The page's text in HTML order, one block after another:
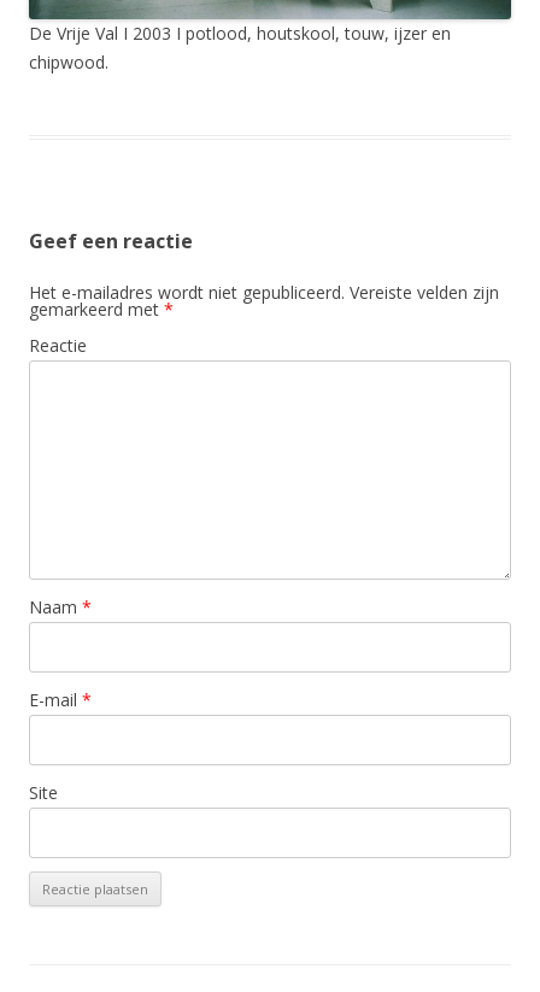
De Vrije Val I 2003 I potlood, houtskool, touw, ijzer en
chipwood.
Geef een reactie
Het e-mailadres wordt niet gepubliceerd. Vereiste velden zijn
gemarkeerd met *
Reactie
Naam *
E-mail *
Site